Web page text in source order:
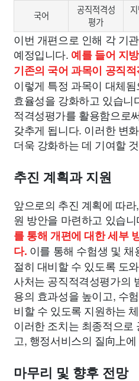
국어
공직적격성
평가
이번 개편으로 인해 각 기
예정입니다. 예를 들어 지
기존의 국어 과목이 공직
이렇게 특정 과목이 대체
효율성을 강화하고 있습니
적격성평가를 활용함으로
갖추게 됩니다. 이러한 변
더욱 강화하는 데 기여할
추진 계획과 지원
앞으로의 추진 계획에 따
원 방안을 마련하고 있습니
를 통해 개편에 대한 세부
다. 이를 통해 수험생 및
절히 대비할 수 있도록 도
사처는 공직적격성평가의
용의 효과성을 높이고, 수
비할 수 있도록 지원하는
이러한 조치는 최종적으로
고, 행정서비스의 질向上
마무리 및 향후 전망